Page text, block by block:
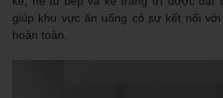
giúp khu vực ăn uống có sự kết nối
hoàn toàn.